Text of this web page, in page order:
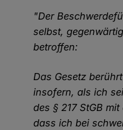
"Der
selbst,
betroffen:
Das Gesetz
insofern, als ich
des § 217 StGB
dass ich bei